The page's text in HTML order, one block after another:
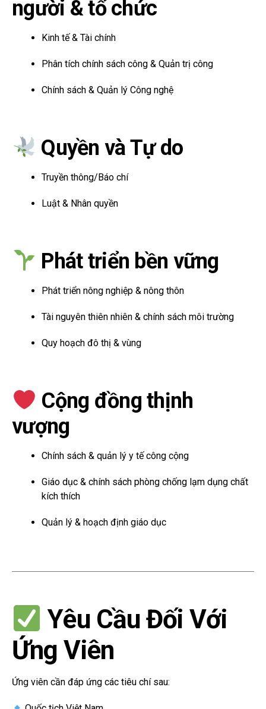
người & tổ chức
Kinh tế & Tài chính
Phân tích chính sách công & Quản trị công
Chính sách & Quản lý Công nghệ
Quyền và Tự do
Truyền thông/Báo chí
Luật & Nhân quyền
Phát triển bền vững
Phát triển nông nghiệp & nông thôn
Tài nguyên thiên nhiên & chính sách môi trường
Quy hoạch đô thị & vùng
Cộng đồng thịnh
vượng
Chính sách & quản lý y tế công cộng
Giáo dục & chính sách phòng chống lạm dụng chất
kích thích
Quản lý & hoạch định giáo dục
Yêu Cầu Đối Với
Ứng Viên
Ứng viên cần đáp ứng các tiêu chí sau: